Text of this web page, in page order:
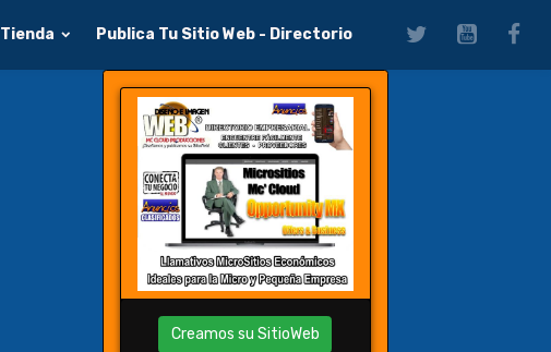
Tienda Publica Tu Sitio Web - Directorio
Creamos su SitioWeb